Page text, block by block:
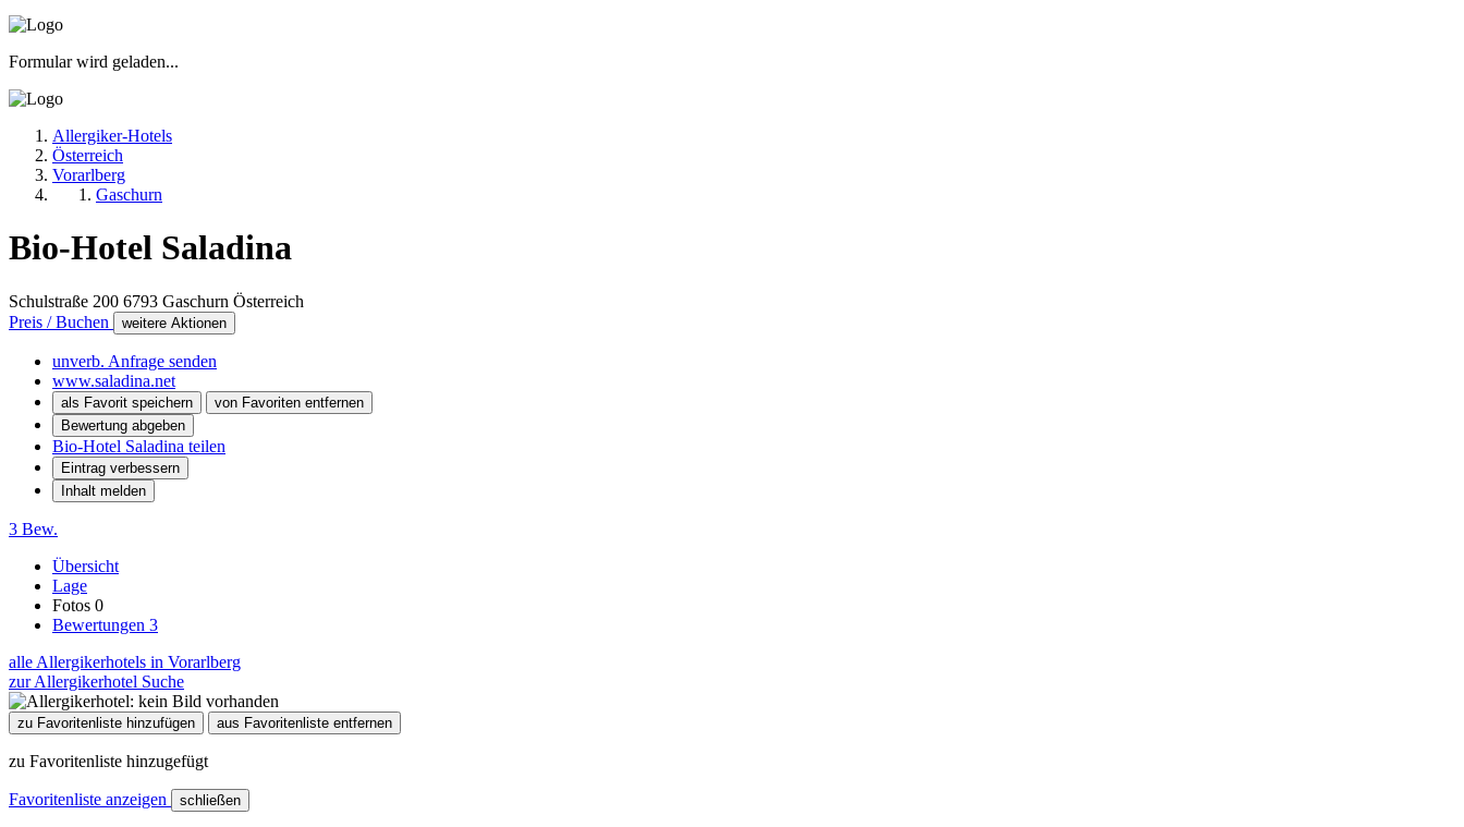
Formular wird geladen...
Allergiker-Hotels
Österreich
Vorarlberg
Gaschurn
Bio-Hotel Saladina
Schulstraße 200 6793 Gaschurn Österreich
Preis / Buchen
weitere Aktionen
unverb. Anfrage senden
www.saladina.net
als Favorit speichern
von Favoriten entfernen
Bewertung abgeben
Bio-Hotel Saladina teilen
Eintrag verbessern
Inhalt melden
3 Bew.
Übersicht
Lage
Fotos 0
Bewertungen 3
alle Allergikerhotels in Vorarlberg
zur Allergikerhotel Suche
zu Favoritenliste hinzufügen aus Favoritenliste entfernen
zu Favoritenliste hinzugefügt
Favoritenliste anzeigen schließen